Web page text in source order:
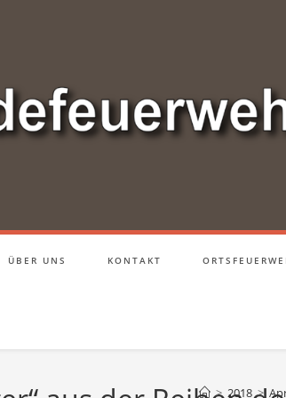
ÜBER UNS KONTAKT
> 2018 >